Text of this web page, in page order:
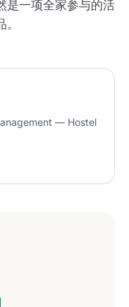
是一项全家参与的活
— Hostel